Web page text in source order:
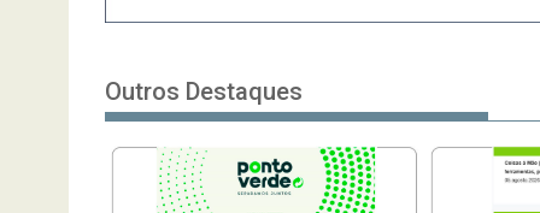
Outros Destaques